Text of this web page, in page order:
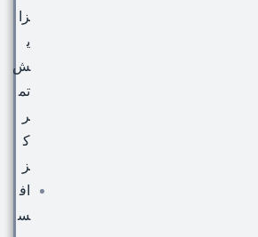
زا
ی
ش
تم
ر
ک
ز
اف
س